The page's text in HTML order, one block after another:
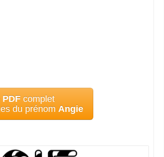
PDF complet
du prénom Angie